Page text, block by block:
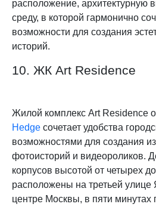
расположение, архитектурную
среду, в которой гармонично
возможности для создания
историй.
10. ЖК Art Residence
Жилой комплекс Art Residence
Hedge сочетает удобства
возможностями для создания
фотоисторий и видеороликов.
корпусов высотой от четырех
расположены на третьей улице
центре Москвы, в пяти минутах